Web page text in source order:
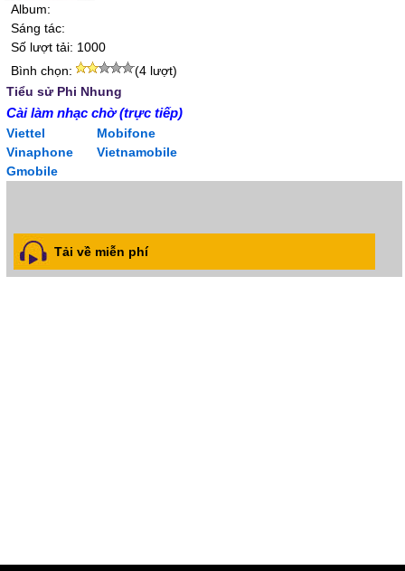
Album:
Sáng tác:
Số lượt tải: 1000
Bình chọn:
(4 lượt)
Tiểu sử Phi Nhung
Cài làm nhạc chờ (trực tiếp)
Viettel
Mobifone
Vinaphone
Vietnamobile
Gmobile
Tải về miễn phí